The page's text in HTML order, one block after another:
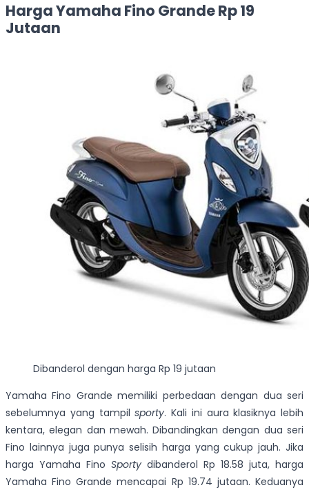
Harga Yamaha Fino Grande Rp 19
Jutaan
Dibanderol dengan harga Rp 19 jutaan
Yamaha Fino Grande memiliki perbedaan dengan dua seri
sebelumnya yang tampilsporty. Kali ini aura klasiknya lebih
kentara, elegan dan mewah. Dibandingkan dengan dua seri
Fino lainnya juga punya selisih harga yang cukup jauh. Jika
harga Yamaha Fino Sporty dibanderol Rp 18.58 juta, harga
Yamaha Fino Grande mencapai Rp 19.74 jutaan. Keduanya